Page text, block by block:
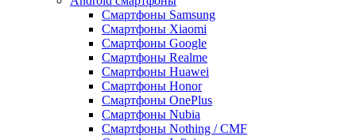
Смартфоны Samsung
Смартфоны Xiaomi
Смартфоны Google
Смартфоны Realme
Смартфоны Huawei
Смартфоны Honor
Смартфоны OnePlus
Смартфоны Nubia
Смартфоны Nothing / CMF